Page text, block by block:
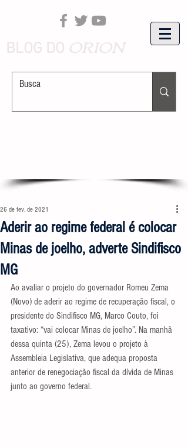
Aderir ao regime federal é colocar
Minas de joelho, adverte Sindifisco
MG
26 de fev. de 2021
Ao avaliar o projeto do governador Romeu Zema
(Novo) de aderir ao regime de recuperação fiscal, o
presidente do Sindifisco MG, Marco Couto, foi
taxativo: “vai colocar Minas de joelho”. Na manhã
dessa quinta (25), Zema levou o projeto à
Assembleia Legislativa, que adequa proposta
anterior de renegociação fiscal da dívida de Minas
junto ao governo federal.